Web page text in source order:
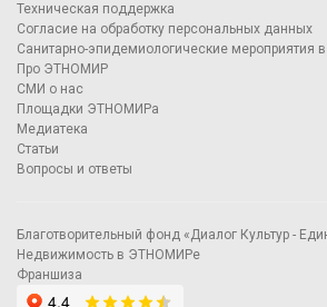
Техническая поддержка
Согласие на обработку персональных данных
Санитарно-эпидемиологические мероприятия
Про ЭТНОМИР
СМИ о нас
Площадки ЭТНОМИРа
Медиатека
Статьи
Вопросы и ответы
Благотворительный фонд «Диалог Культур -
Недвижимость в ЭТНОМИРе
Франшиза